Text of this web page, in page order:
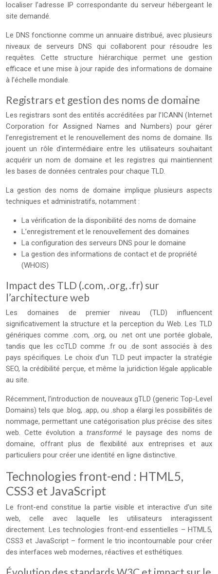
localiser l’adresse IP correspondante du serveur hébergeant le
site demandé.
Le DNS fonctionne comme un annuaire distribué, avec plusieurs
niveaux de serveurs DNS qui collaborent pour résoudre les
requêtes. Cette structure hiérarchique permet une gestion
efficace et une mise à jour rapide des informations de domaine
à l’échelle mondiale.
Registrars et gestion des noms de domaine
Les registrars sont des entités accréditées par l’ICANN (Internet
Corporation for Assigned Names and Numbers) pour gérer
l’enregistrement et le renouvellement des noms de domaine. Ils
jouent un rôle d’intermédiaire entre les utilisateurs souhaitant
acquérir un nom de domaine et les registres qui maintiennent
les bases de données centrales pour chaque TLD.
La gestion des noms de domaine implique plusieurs aspects
techniques et administratifs, notamment :
La vérification de la disponibilité des noms de domaine
L’enregistrement et le renouvellement des domaines
La configuration des serveurs DNS pour le domaine
La gestion des informations de contact et de propriété
(WHOIS)
Impact des TLD (.com, .org, .fr) sur
l’architecture web
Les domaines de premier niveau (TLD) influencent
significativement la structure et la perception du Web. Les TLD
génériques comme .com, .org, ou .net ont une portée globale,
tandis que les ccTLD comme .fr ou .de sont associés à des
pays spécifiques. Le choix d’un TLD peut impacter la stratégie
SEO, la crédibilité perçue, et même la juridiction légale applicable
au site.
Récemment, l’introduction de nouveaux gTLD (generic Top-Level
Domains) tels que .blog, .app, ou .shop a élargi les possibilités de
nommage, permettant une catégorisation plus précise des sites
web. Cette évolution atransformé le paysage des noms de
domaine, offrant plus de flexibilité aux entreprises et aux
particuliers pour créer une identité en ligne distinctive.
Technologies front-end : HTML5,
CSS3 et JavaScript
Le front-end constitue la partie visible et interactive d’un site
web, celle avec laquelle les utilisateurs interagissent
directement. Les technologies front-end essentielles – HTML5,
CSS3 et JavaScript – forment le trio incontournable pour créer
des interfaces web modernes, réactives et esthétiques.